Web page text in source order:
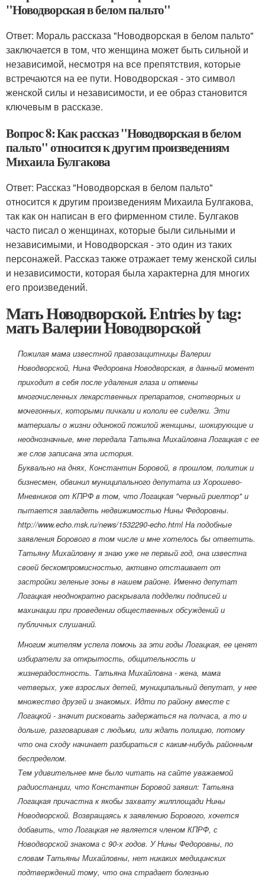
"Новодворская в белом пальто"
Ответ: Мораль рассказа "Новодворская в белом пальто"
заключается в том, что женщина может быть сильной и
независимой, несмотря на все препятствия, которые
встречаются на ее пути. Новодворская - это символ
женской силы и независимости, и ее образ становится
ключевым в рассказе.
Вопрос 8: Как рассказ "Новодворская в белом
пальто" относится к другим произведениям
Михаила Булгакова
Ответ: Рассказ "Новодворская в белом пальто"
относится к другим произведениям Михаила Булгакова,
так как он написан в его фирменном стиле. Булгаков
часто писал о женщинах, которые были сильными и
независимыми, и Новодворская - это один из таких
персонажей. Рассказ также отражает тему женской силы
и независимости, которая была характерна для многих
его произведений.
Мать Новодворской. Entries by tag:
мать Валерии Новодворской
Пожилая мама известной правозащитницы Валерии
Новодворской, Нина Федоровна Новодворская, в данный момент
приходит в себя после удаления глаза и отмены
многочисленных лекарственных препаратов, снотворных и
мочегонных, которыми пичкали и кололи ее сиделки. Эти
материалы о жизни одинокой пожилой женщины, шокирующие и
неоднозначные, мне передала Татьяна Михайловна Логацкая с ее
же слов записана эта история.
Буквально на днях, Константин Боровой, в прошлом, политик и
бизнесмен, обвинил муниципального депутата из Хорошево-
Мневников от КПРФ в том, что Логацкая "черный риелтор" и
пытается завладеть недвижимостью Нины Федоровны.
http://www.echo.msk.ru/news/1532290-echo.html На подобные
заявления Борового в том числе и мне хотелось бы ответить.
Татьяну Михайловну я знаю уже не первый год, она известна
своей бескомпромисностью, активно отстаивает от
застройки зеленые зоны в нашем районе. Именно депутат
Логацкая неоднократно раскрывала подделки подписей и
махинации при проведении общественных обсуждений и
публичных слушаний.
Многим жителям успела помочь за эти годы Логацкая, ее ценят
избиратели за открытость, общительность и
жизнерадостность. Татьяна Михайловна - жена, мама
четверых, уже взрослых детей, муниципальный депутат, у нее
множество друзей и знакомых. Идти по району вместе с
Логацкой - значит рисковать задержаться на полчаса, а то и
дольше, разговаривая с людьми, или ждать полицию, потому
что она сходу начинает разбираться с каким-нибудь районным
беспределом.
Тем удивительнее мне было читать на сайте уважаемой
радиостанции, что Константин Боровой заявил: Татьяна
Логацкая причастна к якобы захвату жилплощади Нины
Новодворской. Возвращаясь к заявлению Борового, хочется
добавить, что Логацкая не является членом КПРФ, с
Новодворской знакома с 90-х годов. У Нины Федоровны, по
словам Татьяны Михайловны, нет никаких медицинских
подтверждений тому, что она страдает болезнью